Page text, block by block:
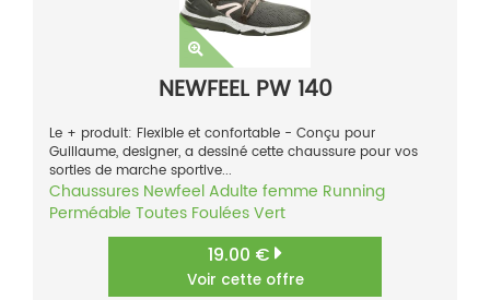
NEWFEEL PW 140
Le + produit: Flexible et confortable - Conçu pour
Guillaume, designer, a dessiné cette chaussure pour vos
sorties de marche sportive...
Chaussures NewfeelAdulte femme Running
Perméable Toutes FouléesVert
19.00 €
Voir cette offre